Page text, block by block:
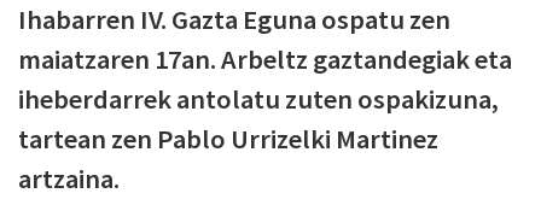
Ihabarren IV. Gazta Eguna ospatu zen
maiatzaren 17an. Arbeltz gaztandegiak eta
iheberdarrek antolatu zuten ospakizuna,
tartean zen Pablo Urrizelki Martinez
artzaina.